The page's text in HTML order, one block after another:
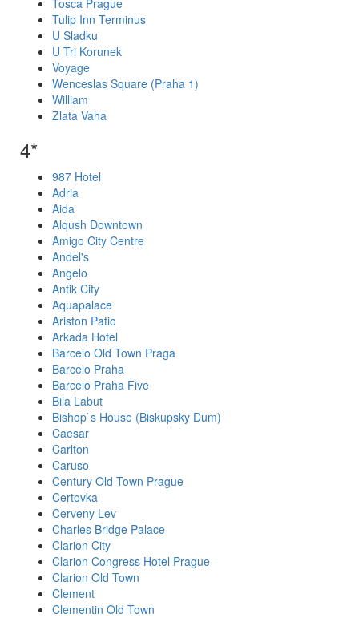
Tosca Prague
Tulip Inn Terminus
U Sladku
U Tri Korunek
Voyage
Wenceslas Square (Praha 1)
William
Zlata Vaha
4*
987 Hotel
Adria
Aida
Alqush Downtown
Amigo City Centre
Andel's
Angelo
Antik City
Aquapalace
Ariston Patio
Arkada Hotel
Barcelo Old Town Praga
Barcelo Praha
Barcelo Praha Five
Bila Labut
Bishop`s House (Biskupsky Dum)
Caesar
Carlton
Caruso
Century Old Town Prague
Certovka
Cerveny Lev
Charles Bridge Palace
Clarion City
Clarion Congress Hotel Prague
Clarion Old Town
Clement
Clementin Old Town